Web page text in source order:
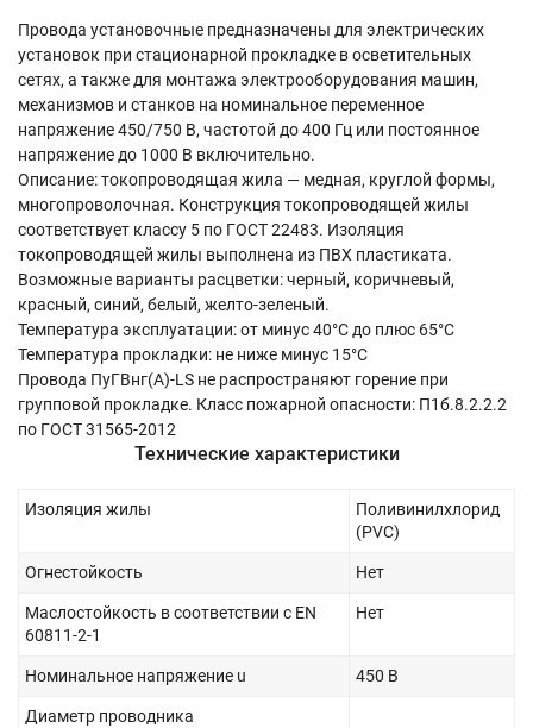
Провода установочные предназначены для электрических
установок при стационарной прокладке в осветительных
сетях, а также для монтажа электрооборудования машин,
механизмов и станков на номинальное переменное
напряжение 450/750 В, частотой до 400 Гц или постоянное
напряжение до 1000 В включительно.
Описание: токопроводящая жила — медная, круглой формы,
многопроволочная. Конструкция токопроводящей жилы
соответствует классу 5 по ГОСТ 22483. Изоляция
токопроводящей жилы выполнена из ПВХ пластиката.
Возможные варианты расцветки: черный, коричневый,
красный, синий, белый, желто-зеленый.
Температура эксплуатации: от минус 40°С до плюс 65°С
Температура прокладки: не ниже минус 15°С
Провода ПуГВнг(А)-LS не распространяют горение при
групповой прокладке. Класс пожарной опасности: П1б.8.2.2.2
по ГОСТ 31565-2012
Технические характеристики
Изоляция жилы
Поливинилхлорид
(PVC)
Огнестойкость Нет
Маслостойкость в соответствии с EN
60811-2-1
Нет
Номинальное напряжение u 450 В
Диаметр проводника